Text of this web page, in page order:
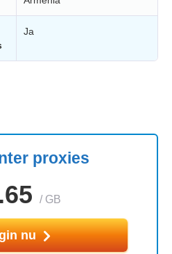
Ja
proxies
/ GB
nu